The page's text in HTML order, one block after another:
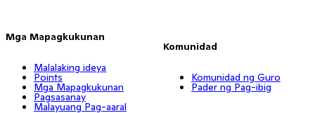
Mga Mapagkukunan
Malalaking ideya
Points
Mga Mapagkukunan
Pagsasanay
Malayuang Pag-aaral
Komunidad
Komunidad ng Guro
Pader ng Pag-ibig